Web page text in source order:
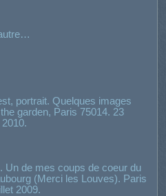
portrait. Quelques images
garden, Paris 75014. 23
Un de mes coups de coeur du
(Merci les Louves). Paris
2009.